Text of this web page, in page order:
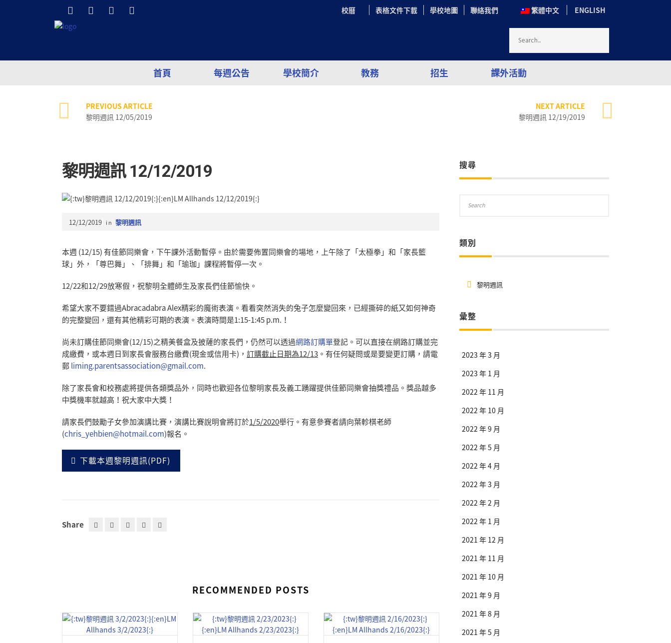
繁體中文 ENGLISH
校曆 表格文件下載 學校地圖 聯絡我們
首頁 每週公告 學校簡介 教務 招生 課外活動
PREVIOUS ARTICLE
黎明週訊 12/05/2019
NEXT ARTICLE
黎明週訊 12/19/2019
黎明週訊 12/12/2019
12/12/2019 in 黎明週訊
本週 (12/15) 有佳節同樂會，下午課外活動暫停。由於需要佈置同樂會的場地，上午除了「太極拳」和「家長籃
球」外，「尊巴舞」、「排舞」和「瑜珈」課程將暫停一次。
12/22和12/29放寒假，祝黎明全體師生及家長們佳節愉快。
希望大家不要錯過Abracadabra Alex精彩的魔術表演。看看突然消失的兔子怎麼變回來，已經撕碎的紙又如何神奇
的完整變回，還有其他精彩可期的表演。表演時間是1:15-1:45 p.m.！
尚未訂購佳節同樂會(12/15)之精美餐盒及披薩的家長們，仍然可以透過網路訂購單登記。可以直接在網路訂購並完
成繳費，或本週日到家長會服務台繳費(現金或信用卡)， 訂購截止日期為12/13 。有任何疑問或是要變更訂購，請電
郵liming.parentsassociation@gmail.com.
除了家長會和校務處將提供各類獎品外，同時也歡迎各位黎明家長及義工踴躍提供佳節同樂會抽獎禮品。獎品越多
中獎機率就越高！祝大家中大獎！
請家長們鼓勵子女參加演講比賽，演講比賽說明會將訂於1/5/2020舉行。有意參賽者請向葉軫棋老師
(chris_yehbien@hotmail.com)報名。
下載本週黎明週訊(PDF)
Share
RECOMMENDED POSTS
搜尋
類別
黎明週訊
彙整
2023 年 3 月
2023 年 1 月
2022 年 11 月
2022 年 10 月
2022 年 9 月
2022 年 5 月
2022 年 4 月
2022 年 3 月
2022 年 2 月
2022 年 1 月
2021 年 12 月
2021 年 11 月
2021 年 10 月
2021 年 9 月
2021 年 8 月
2021 年 5 月